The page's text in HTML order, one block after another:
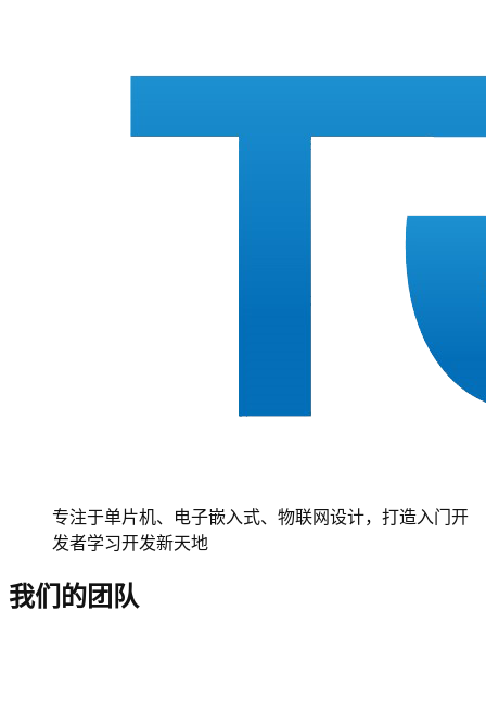
专注于单片机、电子嵌入式、物联网设计，打造入门开
发者学习开发新天地
我们的团队